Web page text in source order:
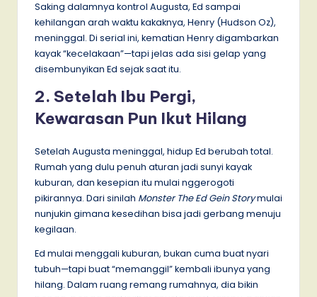
Saking dalamnya kontrol Augusta, Ed sampai
kehilangan arah waktu kakaknya, Henry (Hudson Oz),
meninggal. Di serial ini, kematian Henry digambarkan
kayak “kecelakaan”—tapi jelas ada sisi gelap yang
disembunyikan Ed sejak saat itu.
2. Setelah Ibu Pergi,
Kewarasan Pun Ikut Hilang
Setelah Augusta meninggal, hidup Ed berubah total.
Rumah yang dulu penuh aturan jadi sunyi kayak
kuburan, dan kesepian itu mulai nggerogoti
pikirannya. Dari sinilah Monster The Ed Gein Storymulai
nunjukin gimana kesedihan bisa jadi gerbang menuju
kegilaan.
Ed mulai menggali kuburan, bukan cuma buat nyari
tubuh—tapi buat “memanggil” kembali ibunya yang
hilang. Dalam ruang remang rumahnya, dia bikin